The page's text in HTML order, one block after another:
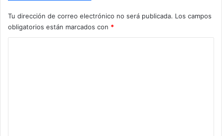
i
e
r
Tu dirección de correo electrónico no será publicada. Los campos
obligatorios están marcados con *